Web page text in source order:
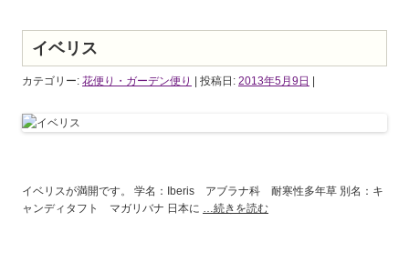
イベリス
カテゴリー: 花便り・ガーデン便り | 投稿日: 2013年5月9日 |
イベリスが満開です。 学名：Iberis アブラナ科 耐寒性多年草 別名：キ
ャンディタフト マガリバナ 日本に …続きを読む